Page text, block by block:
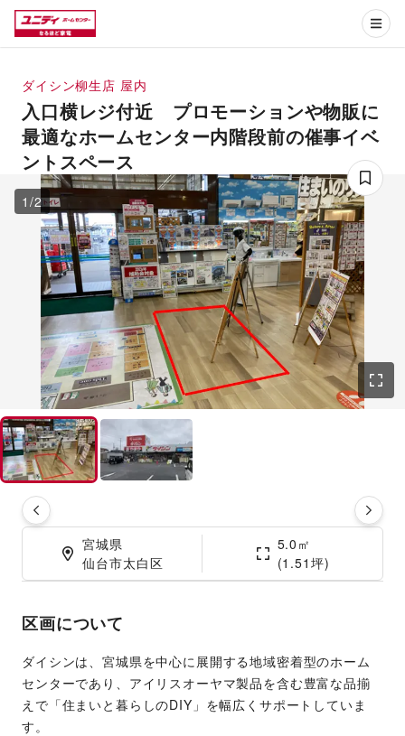
ダイシン柳生店 屋内
入口横レジ付近 プロモーションや物販に
最適なホームセンター内階段前の催事イベ
ントスペース
1 /2
宮城県
仙台市太白区
5.0㎡
(1.51坪)
区画について
ダイシンは、宮城県を中心に展開する地域密着型のホーム
センターであり、アイリスオーヤマ製品を含む豊富な品揃
えで「住まいと暮らしのDIY」を幅広くサポートしていま
す。